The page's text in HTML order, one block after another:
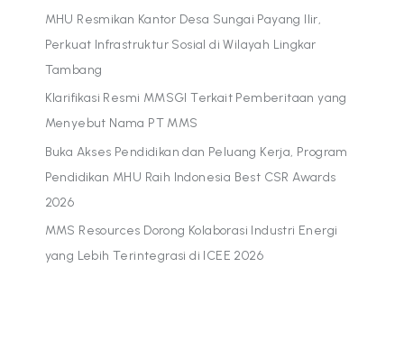
MHU Resmikan Kantor Desa Sungai Payang Ilir,
Perkuat Infrastruktur Sosial di Wilayah Lingkar
Tambang
Klarifikasi Resmi MMSGI Terkait Pemberitaan yang
Menyebut Nama PT MMS
Buka Akses Pendidikan dan Peluang Kerja, Program
Pendidikan MHU Raih Indonesia Best CSR Awards
2026
MMS Resources Dorong Kolaborasi Industri Energi
yang Lebih Terintegrasi di ICEE 2026